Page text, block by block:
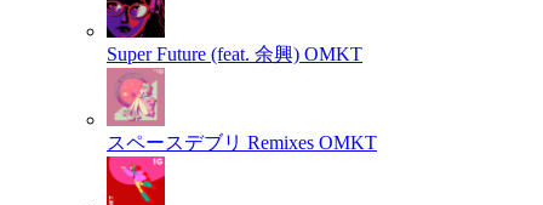
Super Future (feat. 余興) OMKT
スペースデブリ Remixes OMKT